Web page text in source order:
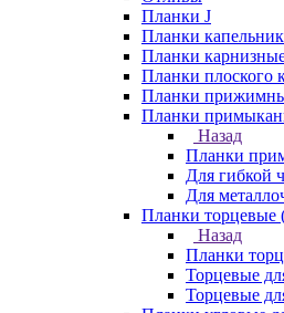
Планки J
Планки
Планки
Планки плоского
Планки
Планки
Назад
Планки
Для гибкой
Для
Планки торцевые
Назад
Планки
Торцевые
Торцевые